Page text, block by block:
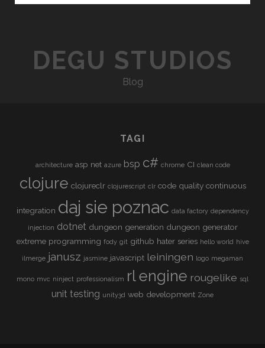
I
N
I
O
U
S
I
T
E
DEGU STUDIOS
Blog
TAGI
architecture asp net azure bsp c# chrome CI clean code
clojure clojureclr clojurescript clr code quality continuous
integration daj sie poznac data factory dependency
injection dotnet dungeon generation dungeon generator
extreme programming fody git github hater series hello world hive
ilmerge janusz jasmine javascript leiningen logo megaman
mono mvc ninject professionalism rl engine rougelike sql
unit testing unity3d web development Zone